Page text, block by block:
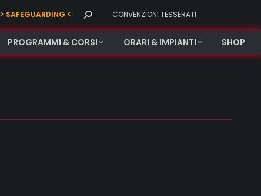
> SAFEGUARDING < Search: CONVENZIONI TESSERATI
PROGRAMMI & CORSI ORARI & IMPIANTI SHOP